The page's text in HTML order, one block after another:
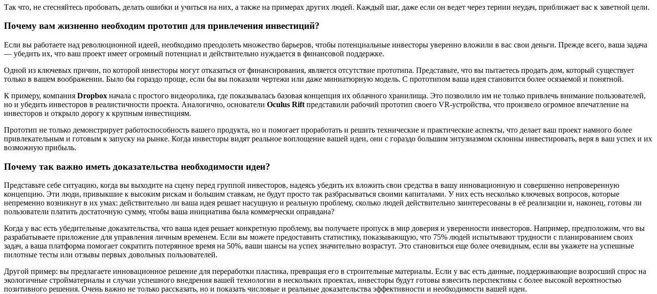
Так что, не стесняйтесь пробовать, делать ошибки и учиться на них, а также на примерах других людей. Каждый шаг, даже если он ведет через тернии неудач, приближает вас к заветной цели.
Почему вам жизненно необходим прототип для привлечения инвестиций?
Если вы работаете над революционной идеей, необходимо преодолеть множество барьеров, чтобы потенциальные инвесторы уверенно вложили в вас свои деньги. Прежде всего, ваша задача
— убедить их, что ваш проект имеет огромный потенциал и действительно нуждается в финансовой поддержке.
Одной из ключевых причин, по которой инвесторы могут отказаться от финансирования, является отсутствие прототипа. Представьте, что вы пытаетесь продать дом, который существует
только в вашем воображении. Было бы гораздо проще, если бы вы показали чертежи или даже миниатюрную модель. С прототипом ваша идея становится более осязаемой и понятной.
К примеру, компания Dropbox начала с простого видеоролика, где показывалась базовая концепция их облачного хранилища. Это позволило им не только привлечь внимание пользователей,
но и убедить инвесторов в реалистичности проекта. Аналогично, основатели Oculus Rift представили рабочий прототип своего VR-устройства, что произвело огромное впечатление на
инвесторов и открыло дорогу к крупным инвестициям.
Прототип не только демонстрирует работоспособность вашего продукта, но и помогает проработать и решить технические и практические аспекты, что делает ваш проект намного более
привлекательным и готовым к запуску на рынке. Когда инвесторы видят реальное воплощение вашей идеи, они с гораздо большим энтузиазмом склонны инвестировать, веря в ваш успех и их
возможную прибыль.
Почему так важно иметь доказательства необходимости идеи?
Представьте себе ситуацию, когда вы выходите на сцену перед группой инвесторов, надеясь убедить их вложить свои средства в вашу инновационную и совершенно непроверенную
концепцию. Эти люди, привыкшие к высоким рискам и большим ставкам, не будут просто так разбрасываться своими капиталами. У них есть несколько ключевых вопросов, которые
непременно возникнут в их умах: действительно ли ваша идея решает насущную и реальную проблему, сколько людей действительно заинтересованы в её реализации и, наконец, готовы ли
пользователи платить достаточную сумму, чтобы ваша инициатива была коммерчески оправдана?
Когда у вас есть убедительные доказательства, что ваша идея решает конкретную проблему, вы получаете пропуск в мир доверия и уверенности инвесторов. Например, предположим, что вы
разрабатываете приложение для управления личным временем. Если вы можете предоставить статистику, показывающую, что 75% людей испытывают трудности с планированием своих
задач, а ваша платформа помогает сократить потерянное время на 50%, ваши шансы на успех значительно возрастут. Это становиться еще более очевидным, если вы укажете на успешные
пилотные тесты или отзывы первых довольных пользователей.
Другой пример: вы предлагаете инновационное решение для переработки пластика, превращая его в строительные материалы. Если у вас есть данные, поддерживающие возросший спрос на
экологичные стройматериалы и случаи успешного внедрения вашей технологии в нескольких проектах, инвесторы будут готовы взвесить перспективы с более высокой вероятностью
позитивного решения. Очень важно не только рассказать, но и показать числовые и реальные доказательства эффективности и необходимости вашей идеи.